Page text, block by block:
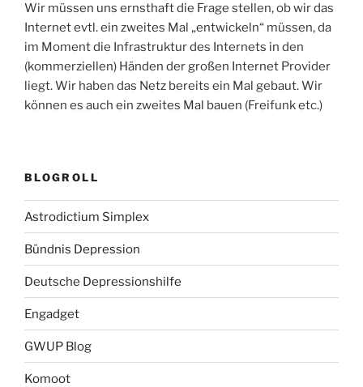
Wir müssen uns ernsthaft die Frage stellen, ob wir das
Internet evtl. ein zweites Mal „entwickeln“ müssen, da
im Moment die Infrastruktur des Internets in den
(kommerziellen) Händen der großen Internet Provider
liegt. Wir haben das Netz bereits ein Mal gebaut. Wir
können es auch ein zweites Mal bauen (Freifunk etc.)
BLOGROLL
Astrodictium Simplex
Bündnis Depression
Deutsche Depressionshilfe
Engadget
GWUP Blog
Komoot